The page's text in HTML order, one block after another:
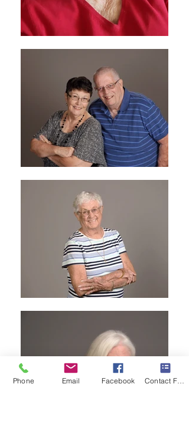
Phone Email Facebook Contact Form